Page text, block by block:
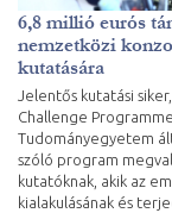
6,8 millió eurós
nemzetközi
kutatására
Jelentős kutatási
Challenge
Tudományegyetem
szóló program
kutatóknak, akik az
kialakulásának és